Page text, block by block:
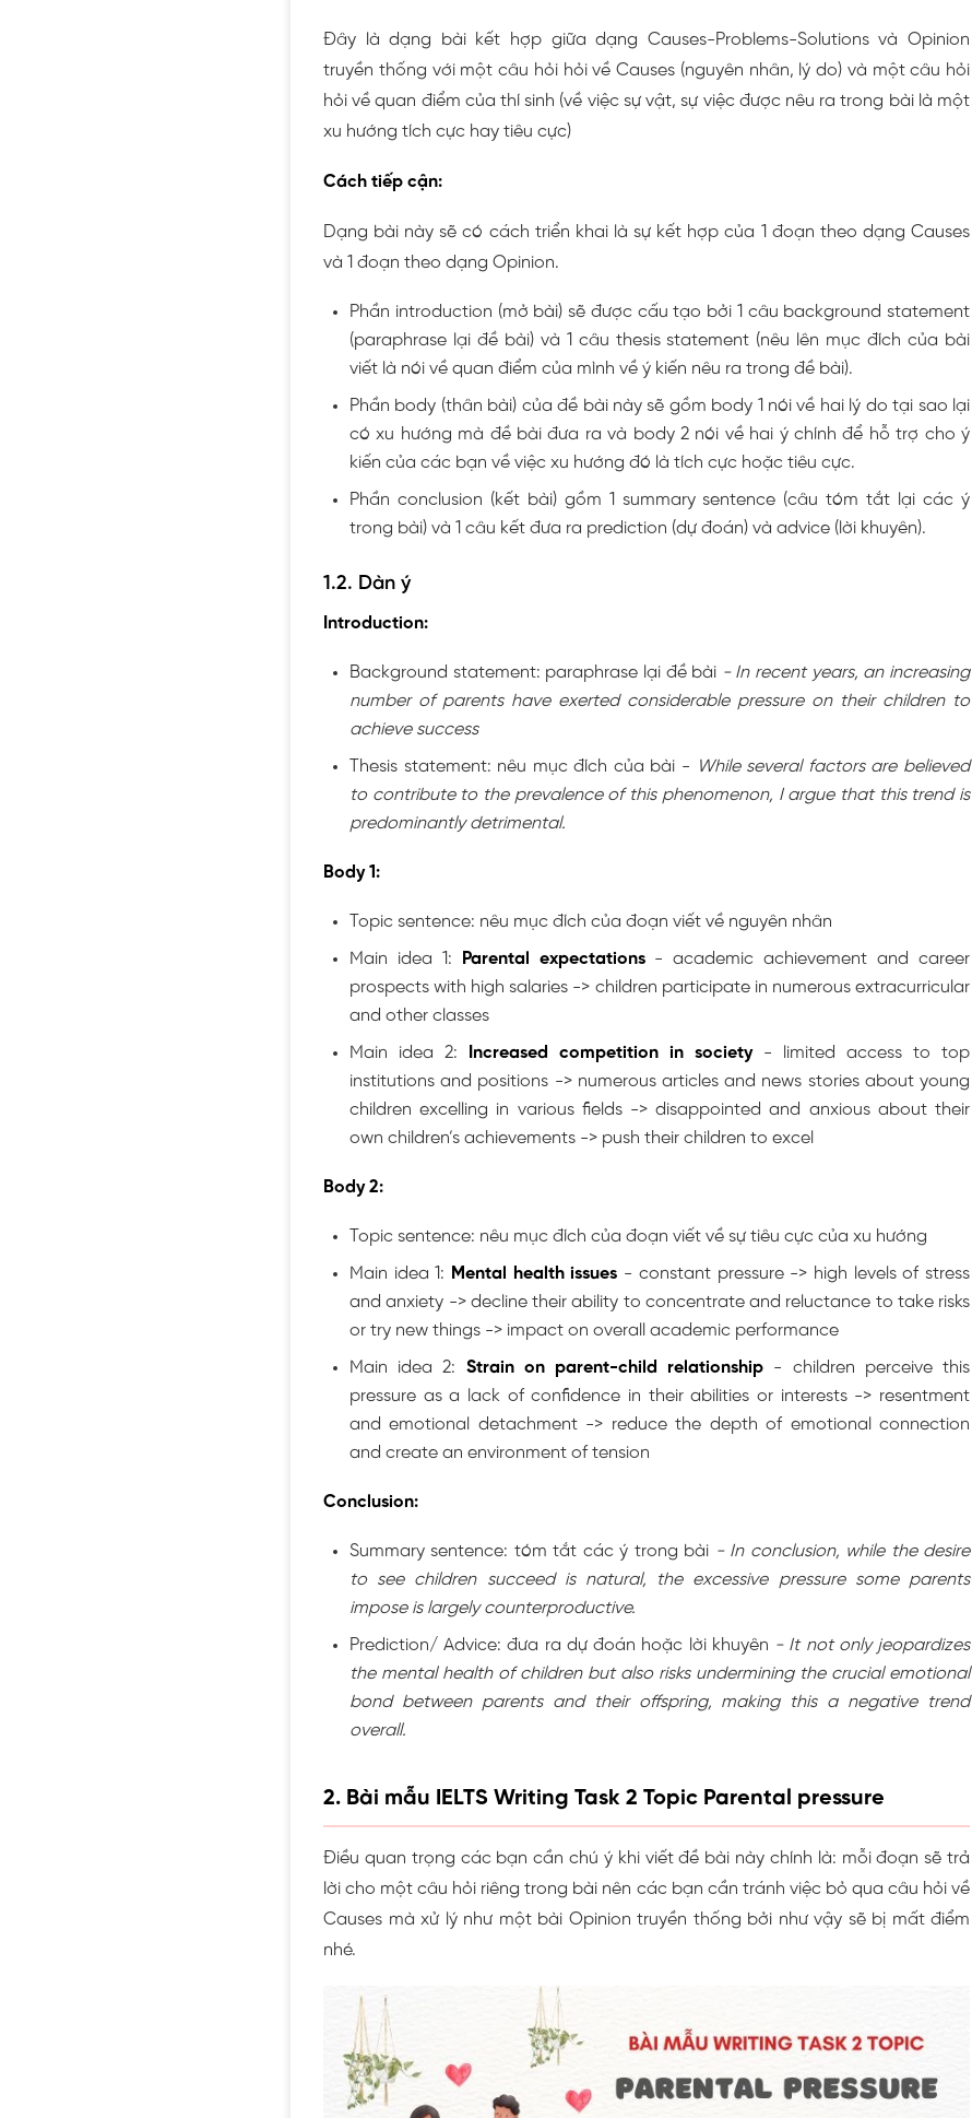
Đây là dạng bài kết hợp giữa dạng Causes-Problems-Solutions và Opinion
truyền thống với một câu hỏi hỏi về Causes (nguyên nhân, lý do) và một câu hỏi
hỏi về quan điểm của thí sinh (về việc sự vật, sự việc được nêu ra trong bài là một
xu hướng tích cực hay tiêu cực)
Cách tiếp cận:
Dạng bài này sẽ có cách triển khai là sự kết hợp của 1 đoạn theo dạng Causes
và 1 đoạn theo dạng Opinion.
Phần introduction (mở bài) sẽ được cấu tạo bởi 1 câu background statement
(paraphrase lại đề bài) và 1 câu thesis statement (nêu lên mục đích của bài
viết là nói về quan điểm của mình về ý kiến nêu ra trong đề bài).
Phần body (thân bài) của đề bài này sẽ gồm body 1 nói về hai lý do tại sao lại
có xu hướng mà đề bài đưa ra và body 2 nói về hai ý chính để hỗ trợ cho ý
kiến của các bạn về việc xu hướng đó là tích cực hoặc tiêu cực.
Phần conclusion (kết bài) gồm 1 summary sentence (câu tóm tắt lại các ý
trong bài) và 1 câu kết đưa ra prediction (dự đoán) và advice (lời khuyên).
1.2. Dàn ý
Introduction:
Background statement: paraphrase lại đề bài - In recent years, an increasing
number of parents have exerted considerable pressure on their children to
achieve success
Thesis statement: nêu mục đích của bài - While several factors are believed
to contribute to the prevalence of this phenomenon, I argue that this trend is
predominantly detrimental.
Body 1:
Topic sentence: nêu mục đích của đoạn viết về nguyên nhân
Main idea 1:
Parental expectations- academic achievement and career
prospects with high salaries -> children participate in numerous extracurricular
and other classes
Main idea 2:
Increased competition in society- limited access to top
institutions and positions -> numerous articles and news stories about young
children excelling in various fields -> disappointed and anxious about their
own children’s achievements -> push their children to excel
Body 2:
Topic sentence: nêu mục đích của đoạn viết về sự tiêu cực của xu hướng
Main idea 1: Mental health issues - constant pressure -> high levels of stress
and anxiety -> decline their ability to concentrate and reluctance to take risks
or try new things -> impact on overall academic performance
Main idea 2: Strain on parent-child relationship - children perceive this
pressure as a lack of confidence in their abilities or interests -> resentment
and emotional detachment -> reduce the depth of emotional connection
and create an environment of tension
Conclusion:
Summary sentence: tóm tắt các ý trong bài - In conclusion, while the desire
to see children succeed is natural, the excessive pressure some parents
impose is largely counterproductive.
Prediction/ Advice: đưa ra dự đoán hoặc lời khuyên - It not only jeopardizes
the mental health of children but also risks undermining the crucial emotional
bond between parents and their offspring, making this a negative trend
overall.
2. Bài mẫu IELTS Writing Task 2 Topic Parental pressure
Điều quan trọng các bạn cần chú ý khi viết đề bài này chính là: mỗi đoạn sẽ trả
lời cho một câu hỏi riêng trong bài nên các bạn cần tránh việc bỏ qua câu hỏi về
Causes mà xử lý như một bài Opinion truyền thống bởi như vậy sẽ bị mất điểm
nhé.